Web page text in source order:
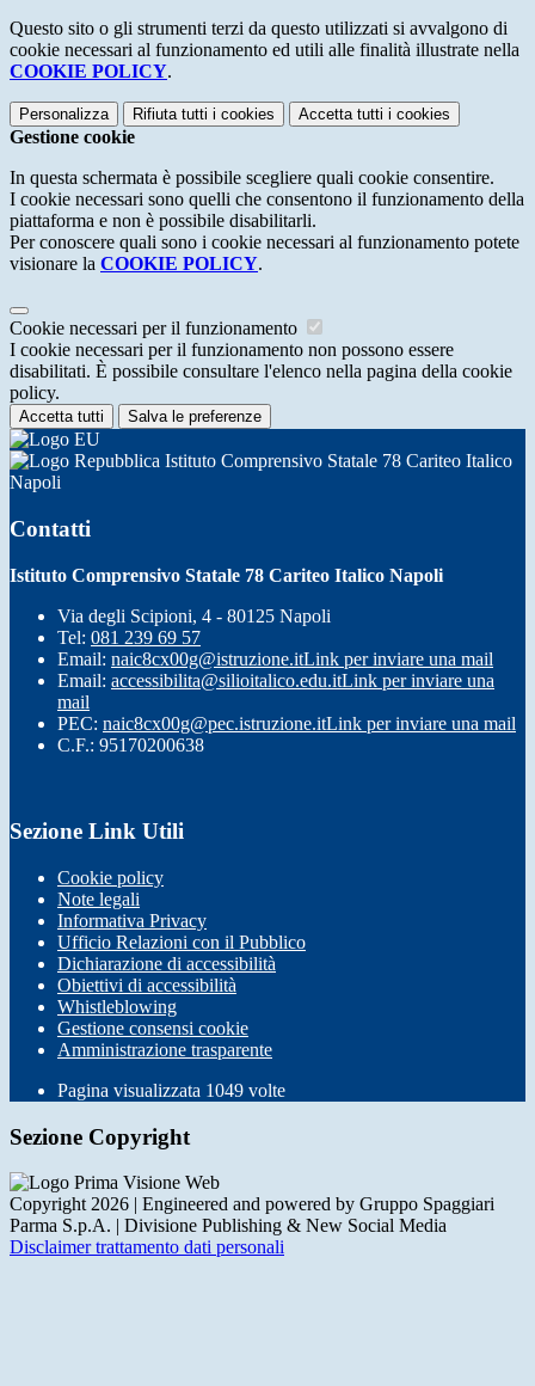
Questo sito o gli strumenti terzi da questo utilizzati si avvalgono di
cookie necessari al funzionamento ed utili alle finalità illustrate nella
COOKIE POLICY.
Personalizza Rifiuta tutti i cookies Accetta tutti i cookies
Gestione cookie
In questa schermata è possibile scegliere quali cookie consentire.
I cookie necessari sono quelli che consentono il funzionamento della
piattaforma e non è possibile disabilitarli.
Per conoscere quali sono i cookie necessari al funzionamento potete
visionare la COOKIE POLICY.
Cookie necessari per il funzionamento
I cookie necessari per il funzionamento non possono essere
disabilitati. È possibile consultare l'elenco nella pagina della cookie
policy.
Accetta tutti Salva le preferenze
Istituto Comprensivo Statale 78 Cariteo Italico
Napoli
Contatti
Istituto Comprensivo Statale 78 Cariteo Italico Napoli
Via degli Scipioni, 4 - 80125 Napoli
Tel: 081 239 69 57
Email: naic8cx00g@istruzione.itLink per inviare una mail
Email: accessibilita@silioitalico.edu.itLink per inviare una
mail
PEC: naic8cx00g@pec.istruzione.itLink per inviare una mail
C.F.: 95170200638
Sezione Link Utili
Cookie policy
Note legali
Informativa Privacy
Ufficio Relazioni con il Pubblico
Dichiarazione di accessibilità
Obiettivi di accessibilità
Whistleblowing
Gestione consensi cookie
Amministrazione trasparente
Pagina visualizzata 1049 volte
Sezione Copyright
Copyright 2026 | Engineered and powered by Gruppo Spaggiari
Parma S.p.A. | Divisione Publishing & New Social Media
Disclaimer trattamento dati personali